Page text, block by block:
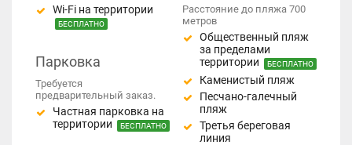
Wi-Fi на территории
БЕСПЛАТНО
Парковка
Требуется
предварительный заказ.
Частная парковка на
территории
БЕСПЛАТНО
Расстояние до пляжа 700
метров
Общественный пляж
за пределами
территории
БЕСПЛАТНО
Каменистый пляж
Песчано-галечный
пляж
Третья береговая
линия